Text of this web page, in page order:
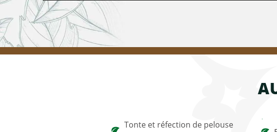
Tonte et réfection de pelouse